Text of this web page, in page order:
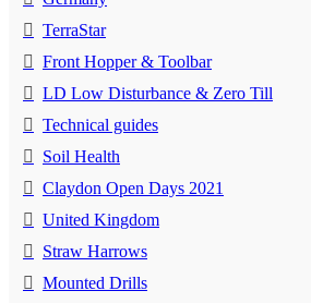
TerraStar
Front Hopper & Toolbar
LD Low Disturbance & Zero Till
Technical guides
Soil Health
Claydon Open Days 2021
United Kingdom
Straw Harrows
Mounted Drills